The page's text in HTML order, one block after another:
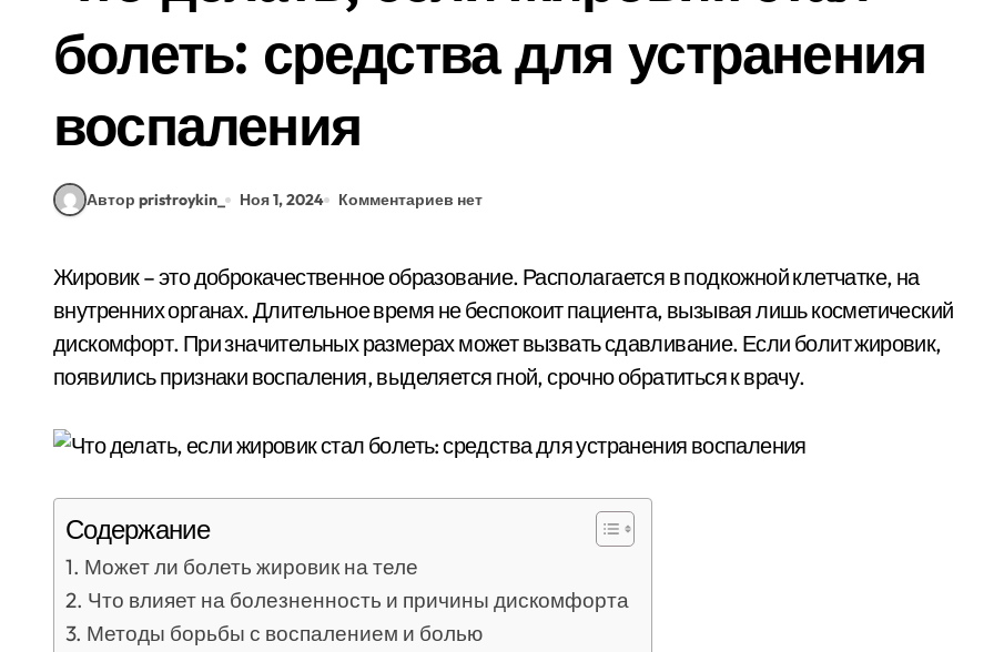
болеть: средства для устранения
воспаления
Автор pristroykin_ Ноя 1, 2024 Комментариев нет
Жировик – это доброкачественное образование. Располагается в подкожной клетчатке, на
внутренних органах. Длительное время не беспокоит пациента, вызывая лишь косметический
дискомфорт. При значительных размерах может вызвать сдавливание. Если болит жировик,
появились признаки воспаления, выделяется гной, срочно обратиться к врачу.
Содержание
Может ли болеть жировик на теле
Что влияет на болезненность и причины дискомфорта
Методы борьбы с воспалением и болью